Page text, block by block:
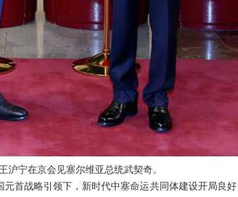
沪宁在京会见塞尔维亚总统武契奇。
首战略引领下，新时代中塞命运共同体建设开局良